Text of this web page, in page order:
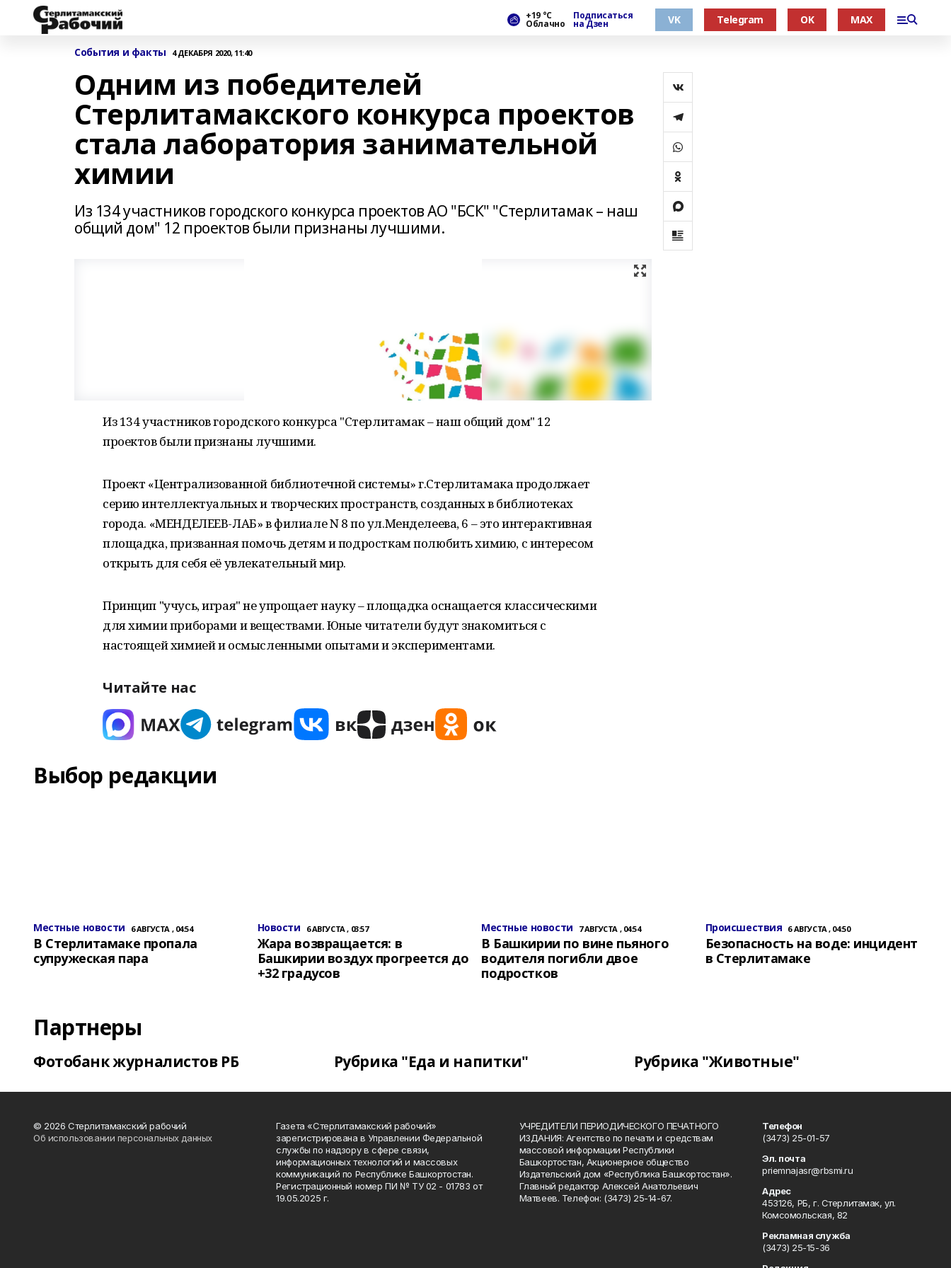
+19 °С
Облачно
Подписаться
на Дзен VK Telegram OK MAX
События и факты 4 ДЕКАБРЯ 2020, 11:40
Одним из победителей
Стерлитамакского конкурса проектов
стала лаборатория занимательной
химии
Из 134 участников городского конкурса проектов АО "БСК" "Стерлитамак – наш
общий дом" 12 проектов были признаны лучшими.
Из 134 участников городского конкурса "Стерлитамак – наш общий дом" 12
проектов были признаны лучшими.
Проект «Централизованной библиотечной системы» г.Стерлитамака продолжает
серию интеллектуальных и творческих пространств, созданных в библиотеках
города. «МЕНДЕЛЕЕВ-ЛАБ» в филиале N 8 по ул.Менделеева, 6 – это интерактивная
площадка, призванная помочь детям и подросткам полюбить химию, с интересом
открыть для себя её увлекательный мир.
Принцип "учусь, играя" не упрощает науку – площадка оснащается классическими
для химии приборами и веществами. Юные читатели будут знакомиться с
настоящей химией и осмысленными опытами и экспериментами.
Читайте нас
Выбор редакции
Местные новости 6 АВГУСТА , 04:54
В Стерлитамаке пропала
супружеская пара
Новости 6 АВГУСТА , 03:57
Жара возвращается: в
Башкирии воздух прогреется до
+32 градусов
Местные новости 7 АВГУСТА , 04:54
В Башкирии по вине пьяного
водителя погибли двое
подростков
Происшествия 6 АВГУСТА , 04:50
Безопасность на воде: инцидент
в Стерлитамаке
Партнеры
Фотобанк журналистов РБ Рубрика "Еда и напитки" Рубрика "Животные"
© 2026 Стерлитамакский рабочий
Об использовании персональных данных
Газета «Стерлитамакский рабочий»
зарегистрирована в Управлении Федеральной
службы по надзору в сфере связи,
информационных технологий и массовых
коммуникаций по Республике Башкортостан.
Регистрационный номер ПИ № ТУ 02 - 01783 от
19.05.2025 г.
УЧРЕДИТЕЛИ ПЕРИОДИЧЕСКОГО ПЕЧАТНОГО
ИЗДАНИЯ: Агентство по печати и средствам
массовой информации Республики
Башкортостан, Акционерное общество
Издательский дом «Республика Башкортостан».
Главный редактор Алексей Анатольевич
Матвеев. Телефон: (3473) 25-14-67.
Телефон
(3473) 25-01-57
Эл. почта
priemnajasr@rbsmi.ru
Адрес
453126, РБ, г. Стерлитамак, ул.
Комсомольская, 82
Рекламная служба
(3473) 25-15-36